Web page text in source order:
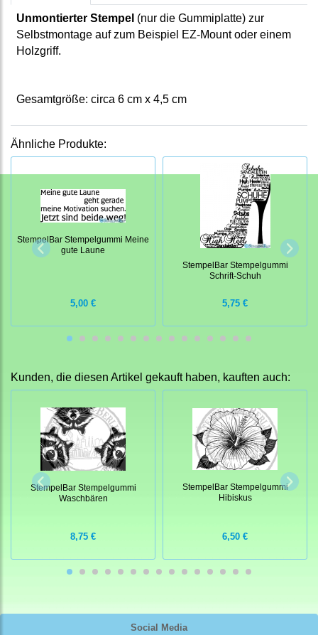
Social Media
Unmontierter Stempel (nur die Gummiplatte) zur
Selbstmontage auf zum Beispiel EZ-Mount oder einem
Holzgriff.
Gesamtgröße: circa 6 cm x 4,5 cm
Ähnliche Produkte:
StempelBar Stempelgummi Meine
gute Laune
5,00 €
StempelBar Stempelgummi
Schrift-Schuh
5,75 €
Kunden, die diesen Artikel gekauft haben, kauften auch:
StempelBar Stempelgummi
Waschbären
8,75 €
StempelBar Stempelgummi
Hibiskus
6,50 €